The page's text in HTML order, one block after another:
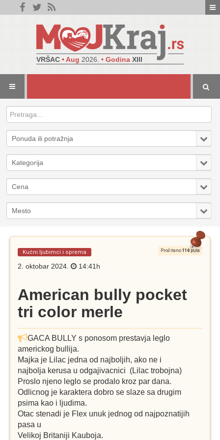
VRŠAC • Aug 2026. • Godina XIII
Kućni ljubimci i oprema
2. oktobar 2024. 14:41h
Pročitano 116 puta
American bully pocket
tri color merle
GACA BULLY s ponosom prestavja leglo
americkog bullija.
Majka je Lilac jedna od najboljih, ako ne i
najbolja kerusa u odgajivacnici (Lilac trobojna)
Proslo njeno leglo se prodalo kroz par dana.
Odlicnog je karaktera dobro se slaze sa drugim
psima kao i ljudima.
Otac stenadi je Flex unuk jednog od najpoznatijih
pasa u
Velikoj Britaniji Kauboja.